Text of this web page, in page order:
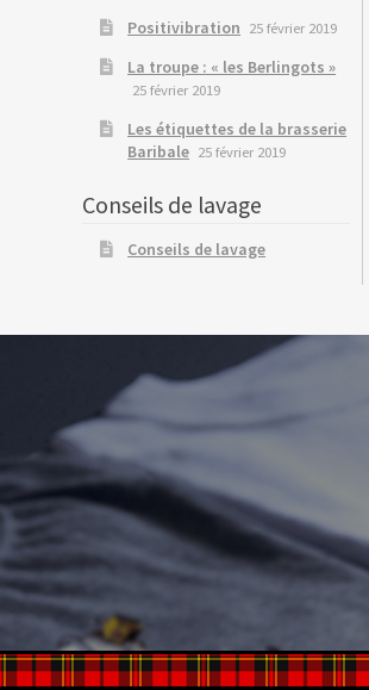
Positivibration 25 février 2019
La troupe : « les Berlingots »
25 février 2019
Les étiquettes de la brasserie
Baribale 25 février 2019
Conseils de lavage
Conseils de lavage